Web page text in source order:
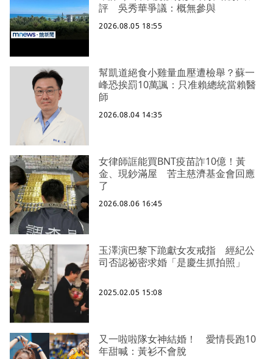
評 吳秀華爭議：概無參與
2026.08.05 18:55
幫凱道絕食小雞量血壓遭檢舉？蘇一
峰恐挨罰10萬諷：只准賴總統當賴醫
師
2026.08.04 14:35
女律師誆能買BNT疫苗詐10億！黃
金、現鈔滿屋 苦主慈濟基金會回應
了
2026.08.06 16:45
玉澤演巴黎下跪獻女友戒指 經紀公
司否認祕密求婚「是慶生抓拍照」
2025.02.05 15:08
又一啦啦隊女神結婚！ 愛情長跑10
年甜喊：黃衫不會脫